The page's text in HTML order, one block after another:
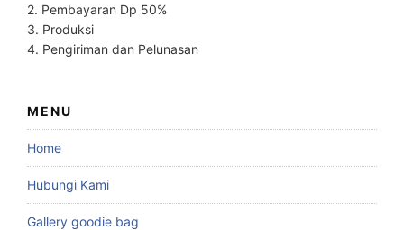
2. Pembayaran Dp 50%
3. Produksi
4. Pengiriman dan Pelunasan
MENU
Home
Hubungi Kami
Gallery goodie bag